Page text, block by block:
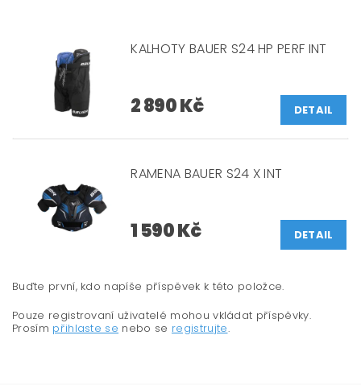
KALHOTY BAUER S24 HP PERF INT
2 890 Kč DETAIL
RAMENA BAUER S24 X INT
1 590 Kč DETAIL
Buďte první, kdo napíše příspěvek k této položce.
Pouze registrovaní uživatelé mohou vkládat příspěvky.
Prosím přihlaste se nebo se registrujte.